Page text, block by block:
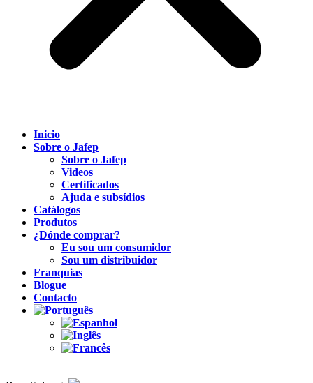
Inicio
Sobre o Jafep
Sobre o Jafep
Videos
Certificados
Ajuda e subsídios
Catálogos
Produtos
¿Dónde comprar?
Eu sou um consumidor
Sou um distribuidor
Franquias
Blogue
Contacto